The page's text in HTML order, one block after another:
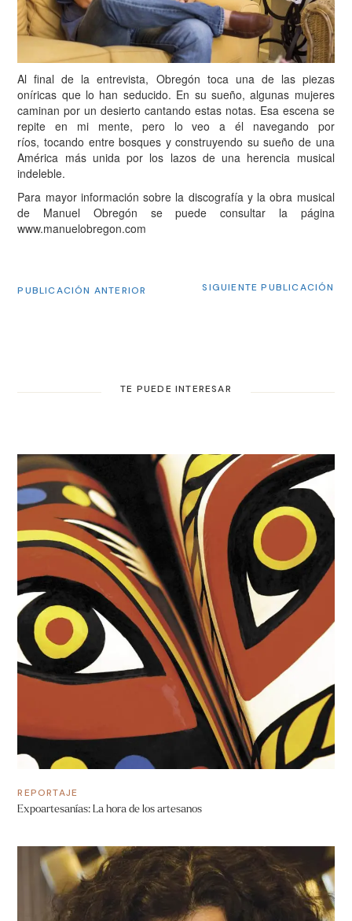
Al final de la entrevista, Obregón toca una de las piezas
oníricas que lo han seducido. En su sueño, algunas mujeres
caminan por un desierto cantando estas notas. Esa escena se
repite en mi mente, pero lo veo a él navegando por
ríos, tocando entre bosques y construyendo su sueño de una
América más unida por los lazos de una herencia musical
indeleble.
Para mayor información sobre la discografía y la obra musical
de Manuel Obregón se puede consultar la página
www.manuelobregon.com
PUBLICACIÓN ANTERIOR SIGUIENTE PUBLICACIÓN
TE PUEDE INTERESAR
REPORTAJE
Expoartesanías: La hora de los artesanos